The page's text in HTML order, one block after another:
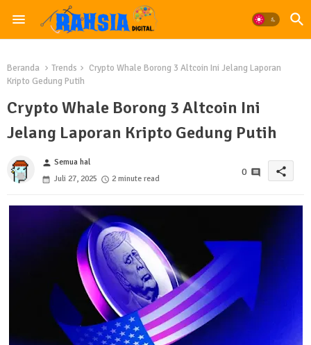
Beranda Trends
Crypto Whale Borong 3 Altcoin Ini Jelang Laporan
Kripto Gedung Putih
Crypto Whale Borong 3 Altcoin Ini
Jelang Laporan Kripto Gedung Putih
person Semua hal
Juli 27, 2025
2 minute read
0 share